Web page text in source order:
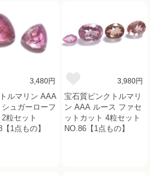
3,480円
ルマリン AAA
シュガーローフ
粒セット
1点もの】
3,980円
宝石質ピンクトルマリ
ン AAA ルース ファセ
ットカット 4粒セット
NO.86【1点もの】